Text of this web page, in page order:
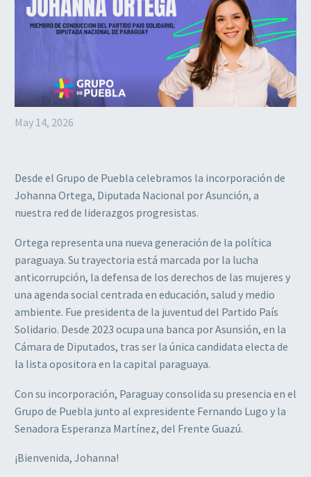
May 14, 2026
Desde el Grupo de Puebla celebramos la incorporación de
Johanna Ortega, Diputada Nacional por Asunción, a
nuestra red de liderazgos progresistas.
Ortega representa una nueva generación de la política
paraguaya. Su trayectoria está marcada por la lucha
anticorrupción, la defensa de los derechos de las mujeres y
una agenda social centrada en educación, salud y medio
ambiente. Fue presidenta de la juventud del Partido País
Solidario. Desde 2023 ocupa una banca por Asunsión, en la
Cámara de Diputados, tras ser la única candidata electa de
la lista opositora en la capital paraguaya.
Con su incorporación, Paraguay consolida su presencia en el
Grupo de Puebla junto al expresidente Fernando Lugo y la
Senadora Esperanza Martínez, del Frente Guazú.
¡Bienvenida, Johanna!